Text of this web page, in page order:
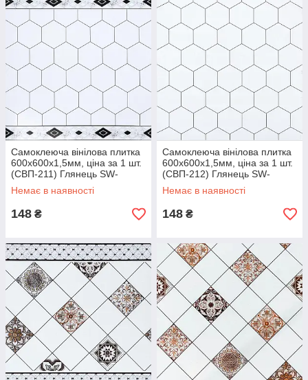
Самоклеюча вінілова плитка
600х600х1,5мм, ціна за 1 шт.
(СВП-211) Глянець SW-
00000517
Немає в наявності
148 ₴
Самоклеюча вінілова плитка
600х600х1,5мм, ціна за 1 шт.
(СВП-212) Глянець SW-
00000518
Немає в наявності
148 ₴